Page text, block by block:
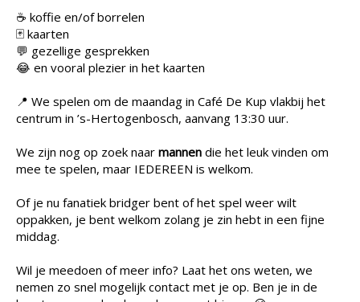
☕ koffie en/of borrelen
🃏 kaarten
💬 gezellige gesprekken
😂 en vooral plezier in het kaarten
📍 We spelen om de maandag in Café De Kup vlakbij het
centrum in ’s-Hertogenbosch, aanvang 13:30 uur.
We zijn nog op zoek naar mannen die het leuk vinden om
mee te spelen, maar IEDEREEN is welkom.
Of je nu fanatiek bridger bent of het spel weer wilt
oppakken, je bent welkom zolang je zin hebt in een fijne
middag.
Wil je meedoen of meer info? Laat het ons weten, we
nemen zo snel mogelijk contact met je op. Ben je in de